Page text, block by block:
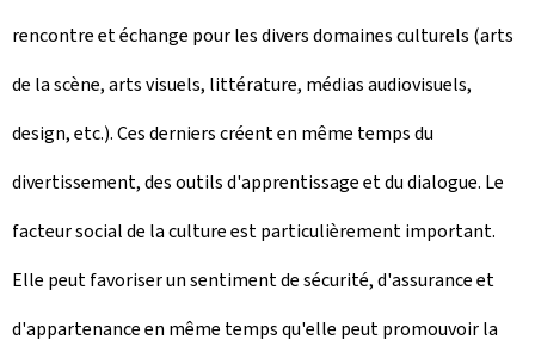
rencontre et échange pour les divers domaines culturels (arts
de la scène, arts visuels, littérature, médias audiovisuels,
design, etc.). Ces derniers créent en même temps du
divertissement, des outils d'apprentissage et du dialogue. Le
facteur social de la culture est particulièrement important.
Elle peut favoriser un sentiment de sécurité, d'assurance et
d'appartenance en même temps qu'elle peut promouvoir la